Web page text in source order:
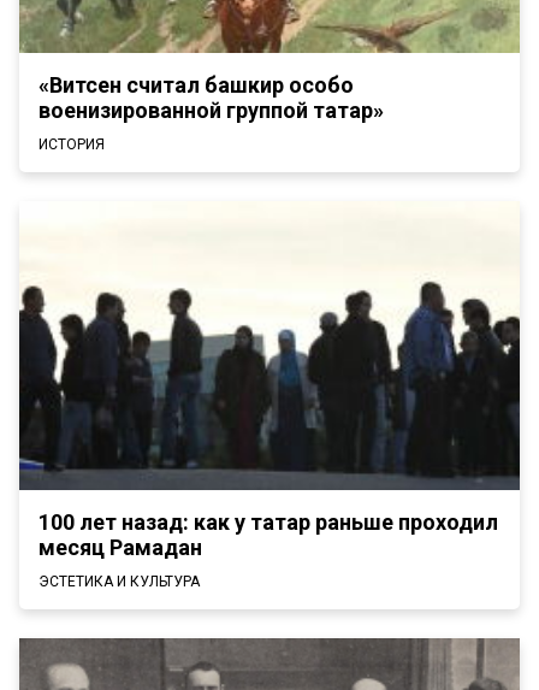
«Витсен считал башкир особо
военизированной группой татар»
ИСТОРИЯ
100 лет назад: как у татар раньше проходил
месяц Рамадан
ЭСТЕТИКА И КУЛЬТУРА